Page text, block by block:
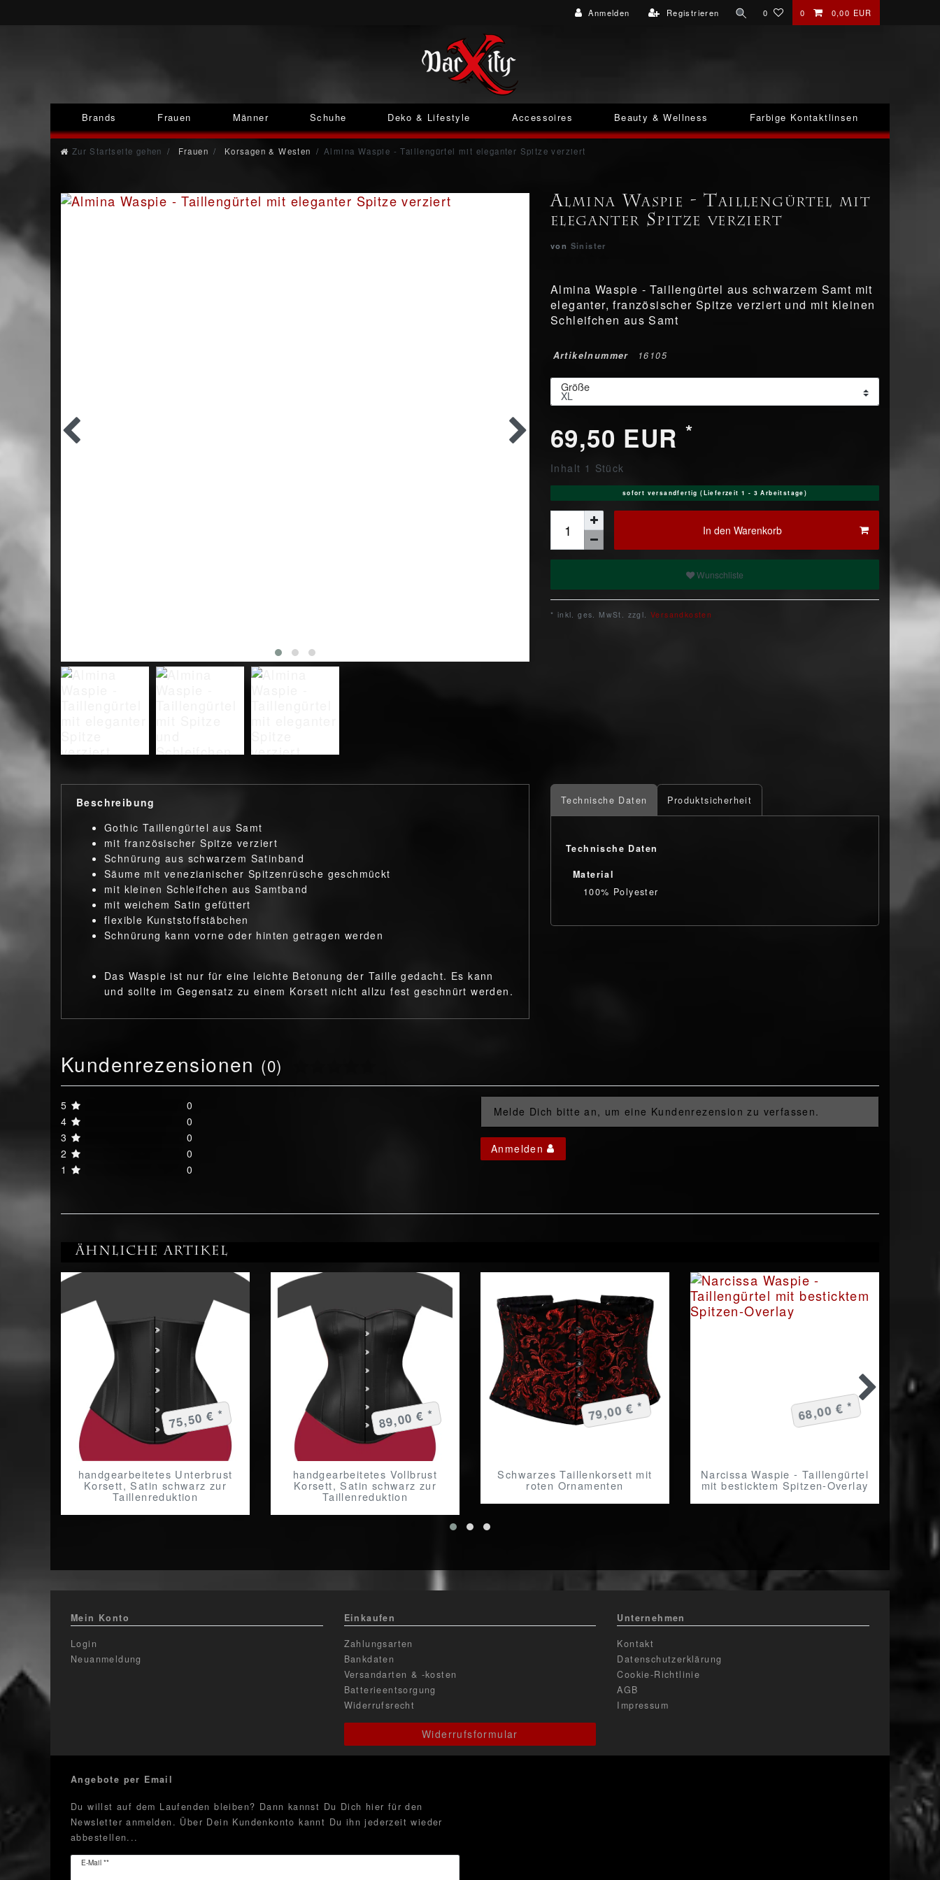
Anmelden Registrieren 0 0 0,00 EUR
Brands Frauen Männer Schuhe Deko & Lifestyle Accessoires Beauty & Wellness Farbige Kontaktlinsen
Zur Startseite gehen Frauen Korsagen & Westen Almina Waspie - Taillengürtel mit eleganter Spitze verziert
Almina Waspie - Taillengürtel mit
eleganter Spitze verziert
von Sinister
Almina Waspie - Taillengürtel aus schwarzem Samt mit
eleganter, französischer Spitze verziert und mit kleinen
Schleifchen aus Samt
Artikelnummer 16105
Größe
69,50 EUR *
Inhalt 1 Stück
sofort versandfertig (Lieferzeit 1 - 3 Arbeitstage)
In den Warenkorb
Wunschliste
* inkl. ges. MwSt. zzgl. Versandkosten
Beschreibung
Gothic Taillengürtel aus Samt
mit französischer Spitze verziert
Schnürung aus schwarzem Satinband
Säume mit venezianischer Spitzenrüsche geschmückt
mit kleinen Schleifchen aus Samtband
mit weichem Satin gefüttert
flexible Kunststoffstäbchen
Schnürung kann vorne oder hinten getragen werden
Das Waspie ist nur für eine leichte Betonung der Taille gedacht. Es kann
und sollte im Gegensatz zu einem Korsett nicht allzu fest geschnürt werden.
Technische Daten Produktsicherheit
Technische Daten
Material
100% Polyester
Kundenrezensionen (0)
5
0
4
0
3
0
2
0
1
0
Melde Dich bitte an, um eine Kundenrezension zu verfassen.
Anmelden
Ähnliche Artikel
handgearbeitetes Unterbrust
Korsett, Satin schwarz zur
Taillenreduktion
75,50 € *
handgearbeitetes Vollbrust
Korsett, Satin schwarz zur
Taillenreduktion
89,00 € *
Schwarzes Taillenkorsett mit
roten Ornamenten
79,00 € *
Narcissa Waspie - Taillengürtel
mit besticktem Spitzen-Overlay
68,00 € *
Mein Konto
Login
Neuanmeldung
Einkaufen
Zahlungsarten
Bankdaten
Versandarten & -kosten
Batterieentsorgung
Widerrufsrecht
Widerrufsformular
Unternehmen
Kontakt
Datenschutzerklärung
Cookie-Richtlinie
AGB
Impressum
Angebote per Email
Du willst auf dem Laufenden bleiben? Dann kannst Du Dich hier für den
Newsletter anmelden. Über Dein Kundenkonto kannt Du ihn jederzeit wieder
abbestellen...
E-Mail **
Newsletter